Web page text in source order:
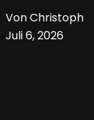
Von Christoph
Juli 6, 2026